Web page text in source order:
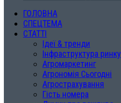
ГОЛОВНА
СПЕЦТЕМА
СТАТТІ
Ідеї & тренди
Інфраструктура ринку
Агромаркетинг
Агрономія Сьогодні
Агрострахування
Гість номера